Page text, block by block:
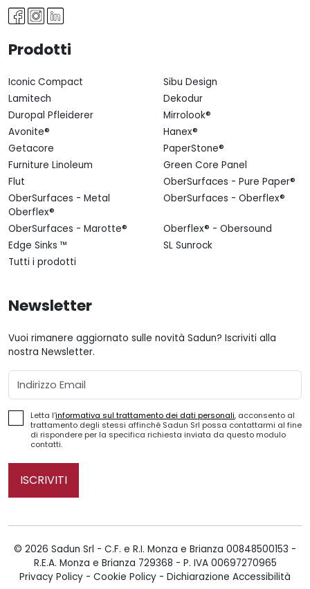
Prodotti
Iconic Compact
Sibu Design
Lamitech
Dekodur
Duropal Pfleiderer
Mirrolook®
Avonite®
Hanex®
Getacore
PaperStone®
Furniture Linoleum
Green Core Panel
Flut
OberSurfaces - Pure Paper®
OberSurfaces - Metal
Oberflex®
OberSurfaces - Oberflex®
OberSurfaces - Marotte®
Oberflex® - Obersound
Edge Sinks ™
SL Sunrock
Tutti i prodotti
Newsletter
Vuoi rimanere aggiornato sulle novità Sadun? Iscriviti alla
nostra Newsletter.
Email
Letta l'informativa sul trattamento dei dati personali, acconsento al
trattamento degli stessi affinché Sadun Srl possa contattarmi al fine
di rispondere per la specifica richiesta inviata da questo modulo
contatti.
ISCRIVITI
© 2026 Sadun Srl - C.F. e R.I. Monza e Brianza 00848500153 -
R.E.A. Monza e Brianza 729368 - P. IVA 00697270965
Privacy Policy - Cookie Policy - Dichiarazione Accessibilità